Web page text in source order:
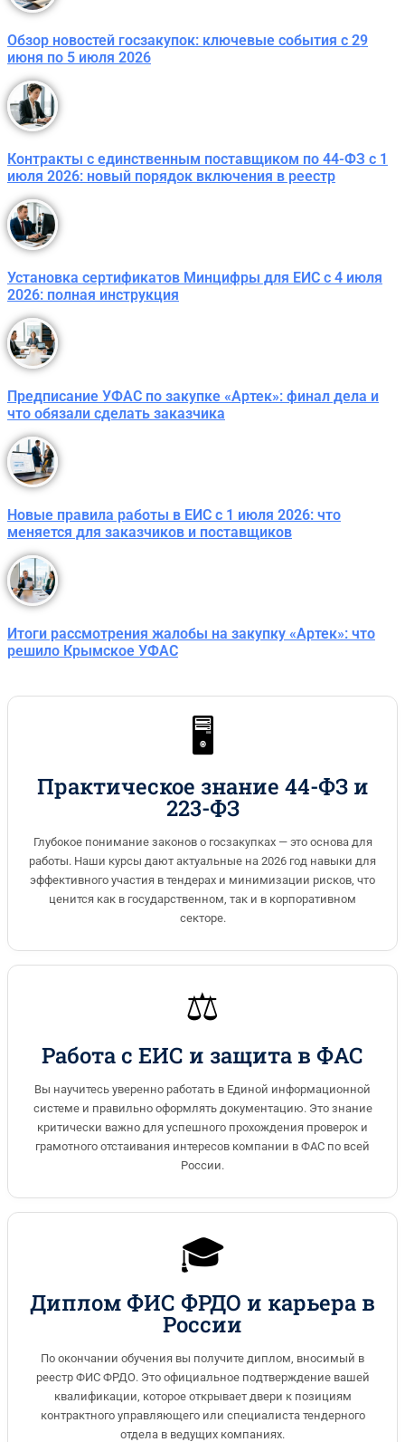
Обзор новостей госзакупок: ключевые события с 29
июня по 5 июля 2026
Контракты с единственным поставщиком по 44-ФЗ с 1
июля 2026: новый порядок включения в реестр
Установка сертификатов Минцифры для ЕИС с 4 июля
2026: полная инструкция
Предписание УФАС по закупке «Артек»: финал дела и
что обязали сделать заказчика
Новые правила работы в ЕИС с 1 июля 2026: что
меняется для заказчиков и поставщиков
Итоги рассмотрения жалобы на закупку «Артек»: что
решило Крымское УФАС
🖥️
Практическое знание 44-ФЗ и
223-ФЗ
Глубокое понимание законов о госзакупках — это основа для
работы. Наши курсы дают актуальные на 2026 год навыки для
эффективного участия в тендерах и минимизации рисков, что
ценится как в государственном, так и в корпоративном
секторе.
⚖️
Работа с ЕИС и защита в ФАС
Вы научитесь уверенно работать в Единой информационной
системе и правильно оформлять документацию. Это знание
критически важно для успешного прохождения проверок и
грамотного отстаивания интересов компании в ФАС по всей
России.
🎓
Диплом ФИС ФРДО и карьера в
России
По окончании обучения вы получите диплом, вносимый в
реестр ФИС ФРДО. Это официальное подтверждение вашей
квалификации, которое открывает двери к позициям
контрактного управляющего или специалиста тендерного
отдела в ведущих компаниях.